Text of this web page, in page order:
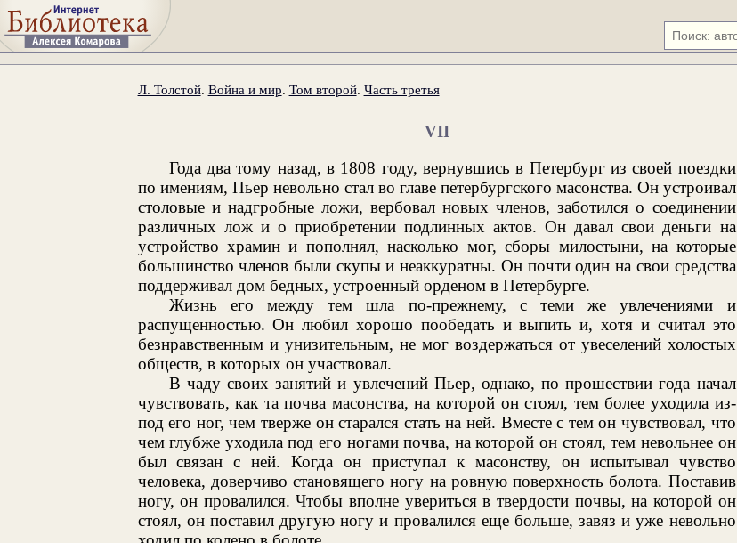
Л. Толстой. Война и мир. Том второй. Часть третья
VII
Года два тому назад, в 1808 году, вернувшись в Петербург из своей поездки
по имениям, Пьер невольно стал во главе петербургского масонства. Он устроивал
столовые и надгробные ложи, вербовал новых членов, заботился о соединении
различных лож и о приобретении подлинных актов. Он давал свои деньги на
устройство храмин и пополнял, насколько мог, сборы милостыни, на которые
большинство членов были скупы и неаккуратны. Он почти один на свои средства
поддерживал дом бедных, устроенный орденом в Петербурге.
Жизнь его между тем шла по-прежнему, с теми же увлечениями и
распущенностью. Он любил хорошо пообедать и выпить и, хотя и считал это
безнравственным и унизительным, не мог воздержаться от увеселений холостых
обществ, в которых он участвовал.
В чаду своих занятий и увлечений Пьер, однако, по прошествии года начал
чувствовать, как та почва масонства, на которой он стоял, тем более уходила из-
под его ног, чем тверже он старался стать на ней. Вместе с тем он чувствовал, что
чем глубже уходила под его ногами почва, на которой он стоял, тем невольнее он
был связан с ней. Когда он приступал к масонству, он испытывал чувство
человека, доверчиво становящего ногу на ровную поверхность болота. Поставив
ногу, он провалился. Чтобы вполне увериться в твердости почвы, на которой он
стоял, он поставил другую ногу и провалился еще больше, завяз и уже невольно